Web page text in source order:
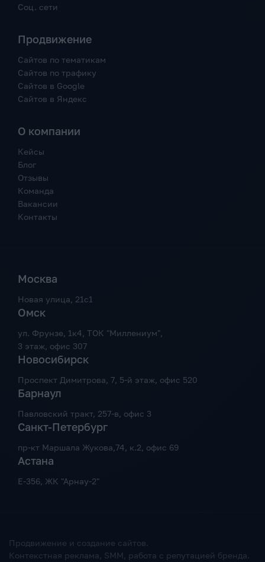
Соц. сети
Продвижение
Сайтов по тематикам
Сайтов по трафику
Сайтов в Google
Сайтов в Яндекс
О компании
Кейсы
Блог
Отзывы
Команда
Вакансии
Контакты
Москва
Новая улица, 21с1
Омск
ул. Фрунзе, 1к4, ТОК "Миллениум",
3 этаж, офис 307
Новосибирск
Проспект Димитрова, 7, 5-й этаж, офис 520
Барнаул
Павловский тракт, 257-в, офис 3
Санкт-Петербург
пр-кт Маршала Жукова,74, к.2, офис 69
Астана
Е-356, ЖК "Арнау-2"
Продвижение и создание сайтов.
Контекстная реклама, SMM, работа с репутацией бренда.